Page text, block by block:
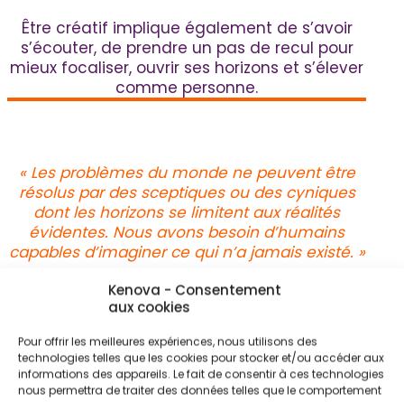
Kenova - Consentement
aux cookies
Pour offrir les meilleures expériences, nous utilisons des
technologies telles que les cookies pour stocker et/ou accéder aux
informations des appareils. Le fait de consentir à ces technologies
nous permettra de traiter des données telles que le comportement
Être créatif implique également de s’avoir
s’écouter, de prendre un pas de recul pour
mieux focaliser, ouvrir ses horizons et s’élever
comme personne.
« Les problèmes du monde ne peuvent être
résolus par des sceptiques ou des cyniques
dont les horizons se limitent aux réalités
évidentes. Nous avons besoin d’humains
capables d’imaginer ce qui n’a jamais existé. »
- JOHN F. KENNEDY